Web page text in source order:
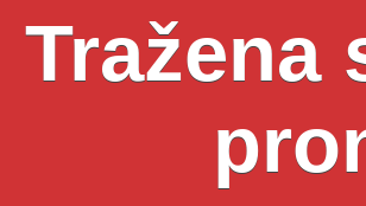
Trаžena